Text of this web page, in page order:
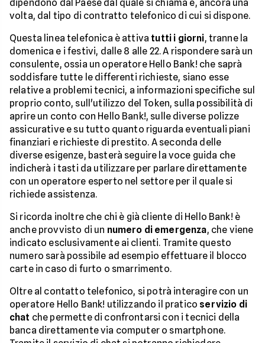
dipendono dal Paese dal quale si chiama e, ancora una
volta, dal tipo di contratto telefonico di cui si dispone.
Questa linea telefonica è attiva tutti i giorni, tranne la
domenica e i festivi, dalle 8 alle 22. A rispondere sarà un
consulente, ossia un operatore Hello Bank! che saprà
soddisfare tutte le differenti richieste, siano esse
relative a problemi tecnici, a informazioni specifiche sul
proprio conto, sull'utilizzo del Token, sulla possibilità di
aprire un conto con Hello Bank!, sulle diverse polizze
assicurative e su tutto quanto riguarda eventuali piani
finanziari e richieste di prestito. A seconda delle
diverse esigenze, basterà seguire la voce guida che
indicherà i tasti da utilizzare per parlare direttamente
con un operatore esperto nel settore per il quale si
richiede assistenza.
Si ricorda inoltre che chi è già cliente di Hello Bank! è
anche provvisto di un numero di emergenza, che viene
indicato esclusivamente ai clienti. Tramite questo
numero sarà possibile ad esempio effettuare il blocco
carte in caso di furto o smarrimento.
Oltre al contatto telefonico, si potrà interagire con un
operatore Hello Bank! utilizzando il pratico servizio di
chat che permette di confrontarsi con i tecnici della
banca direttamente via computer o smartphone.